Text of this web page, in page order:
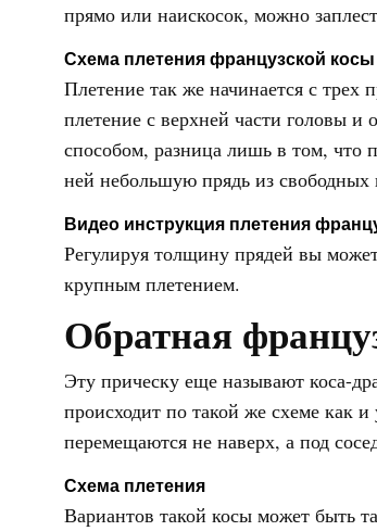
прямо или наискосок, можно
Схема плетения французской косы
Плетение так же начинается с
плетение с верхней части головы
способом, разница лишь в том, что
ней небольшую прядь из свободных
Видео инструкция плетения
Регулируя толщину прядей вы
крупным плетением.
Обратная
Эту прическу еще называют коса-
происходит по такой же схеме как
перемещаются не наверх, а под
Схема плетения
Вариантов такой косы может быть